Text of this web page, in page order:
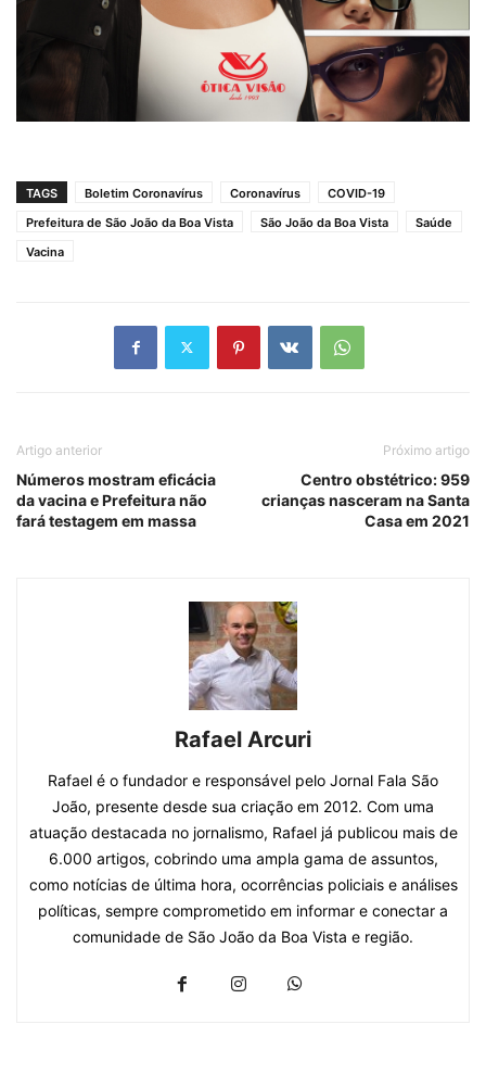
TAGS Boletim Coronavírus Coronavírus
COVID-19
Prefeitura de São João da Boa Vista
São João da Boa Vista
Saúde
Vacina
Artigo anterior
Números mostram eficácia
da vacina e Prefeitura não
fará testagem em massa
Próximo artigo
Centro obstétrico: 959
crianças nasceram na Santa
Casa em 2021
Rafael Arcuri
Rafael é o fundador e responsável pelo Jornal Fala São
João, presente desde sua criação em 2012. Com uma
atuação destacada no jornalismo, Rafael já publicou mais de
6.000 artigos, cobrindo uma ampla gama de assuntos,
como notícias de última hora, ocorrências policiais e análises
políticas, sempre comprometido em informar e conectar a
comunidade de São João da Boa Vista e região.